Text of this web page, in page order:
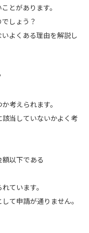
とがあります。
しょう？
よくある理由を解説し
考えられます。
当していないかよく考
以下である
ています。
て申請が通りません。